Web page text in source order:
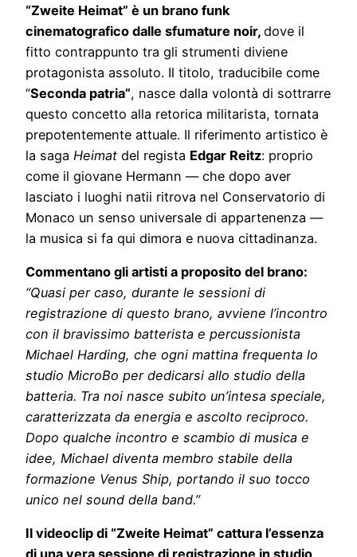
“Zweite Heimat” è un brano funk
cinematografico dalle sfumature noir, dove il
fitto contrappunto tra gli strumenti diviene
protagonista assoluto. Il titolo, traducibile come
“Seconda patria”, nasce dalla volontà di sottrarre
questo concetto alla retorica militarista, tornata
prepotentemente attuale. Il riferimento artistico è
la saga Heimat del regista Edgar Reitz: proprio
come il giovane Hermann — che dopo aver
lasciato i luoghi natii ritrova nel Conservatorio di
Monaco un senso universale di appartenenza —
la musica si fa qui dimora e nuova cittadinanza.
Commentano gli artisti a proposito del brano:
“Quasi per caso, durante le sessioni di
registrazione di questo brano, avviene l’incontro
con il bravissimo batterista e percussionista
Michael Harding, che ogni mattina frequenta lo
studio MicroBo per dedicarsi allo studio della
batteria. Tra noi nasce subito un’intesa speciale,
caratterizzata da energia e ascolto reciproco.
Dopo qualche incontro e scambio di musica e
idee, Michael diventa membro stabile della
formazione Venus Ship, portando il suo tocco
unico nel sound della band.”
Il videoclip di “Zweite Heimat” cattura l’essenza